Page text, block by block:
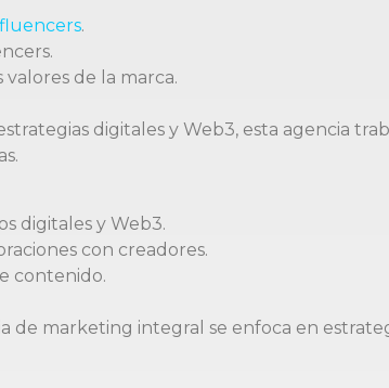
.
de la marca.
digitales y Web3, esta agencia
digitales y Web3.
con creadores.
contenido.
de marketing integral se enfoca en